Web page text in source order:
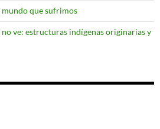
mundo que sufrimos
ve: estructuras indígenas originarias y